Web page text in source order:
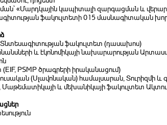
«Մարդկային կապիտալի զարգացման և
ֆակուլտետի 015 մասնագիտական
ֆակուլտետ (դասախոս)
և էկոնոմիկայի նախարարության
PSMP ծրագրերի իրականացում)
(Սլավոնական) համալսարան, Տուրիզմի
Մաթեմատիկայի և մեխանիկայի ֆակուլտետ